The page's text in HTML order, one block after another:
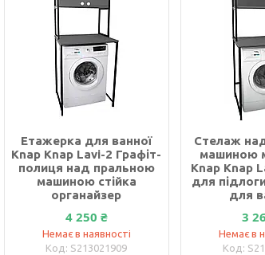
Етажерка для ванної
Knap Knap Lavi-2 Графіт-
полиця над пральною
машиною стійка
органайзер
4 250 ₴
Немає в наявності
S213021909
Стелаж
машиною
Knap Knap
для
для
3
Немає в